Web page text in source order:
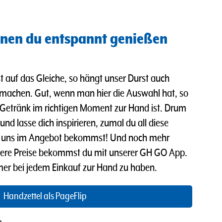
du entspannt genießen
das Gleiche, so hängt unser Durst auch
Gut, wenn man hier die Auswahl hat, so
im richtigen Moment zur Hand ist. Drum
lasse dich inspirieren, zumal du all diese
im Angebot bekommst! Und noch mehr
Preise bekommst du mit unserer GH GO App.
bei jedem Einkauf zur Hand zu haben.
Handzettel als PageFlip